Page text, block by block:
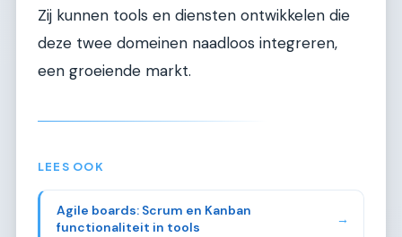
Zij kunnen tools en diensten ontwikkelen die
deze twee domeinen naadloos integreren,
een groeiende markt.
LEES OOK
Agile boards: Scrum en Kanban
functionaliteit in tools
→